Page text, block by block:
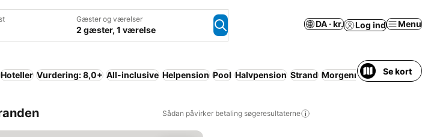
Gæster og værelser
2 gæster, 1 værelse
DA · kr. Log ind Menu
Hoteller Vurdering: 8,0+ All-inclusive Helpension Pool Halvpension Strand Morgenmad inkluderet
Se kort
Sådan påvirker betaling søgeresultaterne